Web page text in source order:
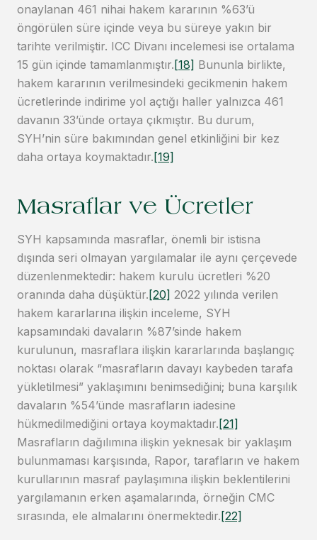
onaylanan 461 nihai hakem kararının %63’ü
öngörülen süre içinde veya bu süreye yakın bir
tarihte verilmiştir. ICC Divanı incelemesi ise ortalama
15 gün içinde tamamlanmıştır.[18] Bununla birlikte,
hakem kararının verilmesindeki gecikmenin hakem
ücretlerinde indirime yol açtığı haller yalnızca 461
davanın 33’ünde ortaya çıkmıştır. Bu durum,
SYH’nin süre bakımından genel etkinliğini bir kez
daha ortaya koymaktadır.[19]
Masraflar ve Ücretler
SYH kapsamında masraflar, önemli bir istisna
dışında seri olmayan yargılamalar ile aynı çerçevede
düzenlenmektedir: hakem kurulu ücretleri %20
oranında daha düşüktür.[20] 2022 yılında verilen
hakem kararlarına ilişkin inceleme, SYH
kapsamındaki davaların %87’sinde hakem
kurulunun, masraflara ilişkin kararlarında başlangıç
noktası olarak “masrafların davayı kaybeden tarafa
yükletilmesi” yaklaşımını benimsediğini; buna karşılık
davaların %54’ünde masrafların iadesine
hükmedilmediğini ortaya koymaktadır.[21]
Masrafların dağılımına ilişkin yeknesak bir yaklaşım
bulunmaması karşısında, Rapor, tarafların ve hakem
kurullarının masraf paylaşımına ilişkin beklentilerini
yargılamanın erken aşamalarında, örneğin CMC
sırasında, ele almalarını önermektedir.[22]